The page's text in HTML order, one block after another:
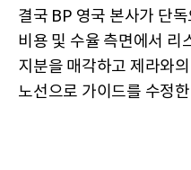
결국 BP 영국 본사가 단
비용 및 수율 측면에서 리
지분을 매각하고 제라와
노선으로 가이드를 수정